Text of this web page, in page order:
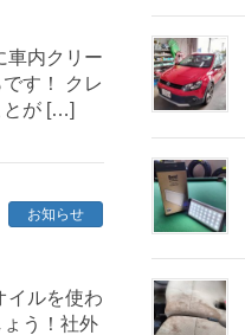
車内クリー
す！ クレ
とが […]
お知らせ
イルを使わ
う！社外